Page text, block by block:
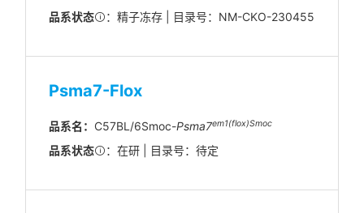
品系状态 ：精子冻存 | 目录号：NM-CKO-230455
Psma7-Flox
品系名： C57BL/6Smoc-Psma7em1(flox)Smoc
品系状态 ：在研 | 目录号：待定